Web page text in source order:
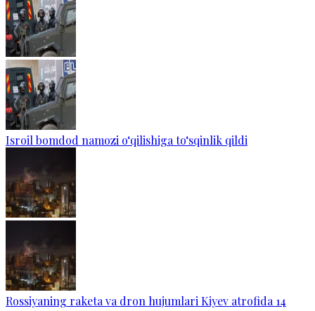
Isroil bomdod namozi o‘qilishiga to‘sqinlik qildi
Rossiyaning raketa va dron hujumlari Kiyev atrofida 14